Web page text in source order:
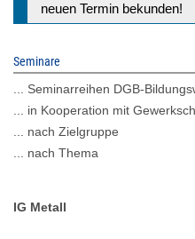
neuen Termin bekunden!
Seminare
... Seminarreihen DGB-
... in Kooperation mit
... nach Zielgruppe
... nach Thema
IG Metall